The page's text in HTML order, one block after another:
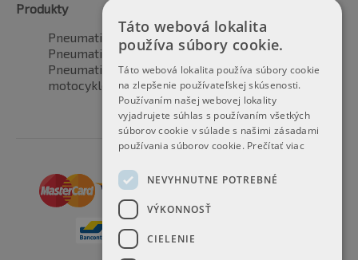
Produkty
Pneumatiky pre automobily
Pneumatiky pre SUV / 4x4
Pneumatiky pre dodávku
motocyklové pneumatiky
Táto webová lokalita
používa súbory cookie.
Táto webová lokalita používa súbory cookie
na zlepšenie používateľskej skúsenosti.
Používaním našej webovej lokality
vyjadrujete súhlas s používaním všetkých
súborov cookie v súlade s našimi zásadami
používania súborov cookie. Prečítať viac
NEVYHNUTNE POTREBNÉ
VÝKONNOSŤ
CIELENIE